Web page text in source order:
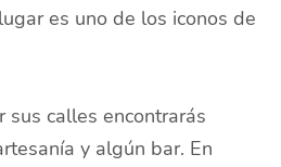
es uno de los iconos de
sus calles encontrarás
y algún bar. En